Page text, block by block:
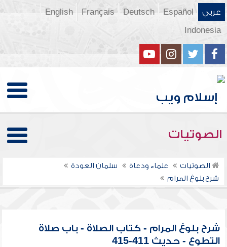
عربي Español
Deutsch
Français
English
Indonesia
الصوتيات
الصوتيات علماء ودعاة
سلمان العودة
شرح بلوغ المرام
شرح بلوغ المرام - كتاب الصلاة - باب صلاة
التطوع - حديث 411-415